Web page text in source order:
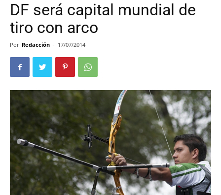
DF será capital mundial de
tiro con arco
Por Redacción - 17/07/2014